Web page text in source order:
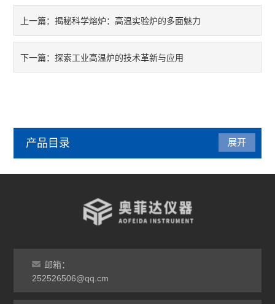
上一篇：揭秘科学熔炉：高温实验炉的多面魅力
下一篇：探索工业高温炉的技术革新与应用
产品目录
干燥箱
烘箱
展开
邮箱：
252526506@qq.cm